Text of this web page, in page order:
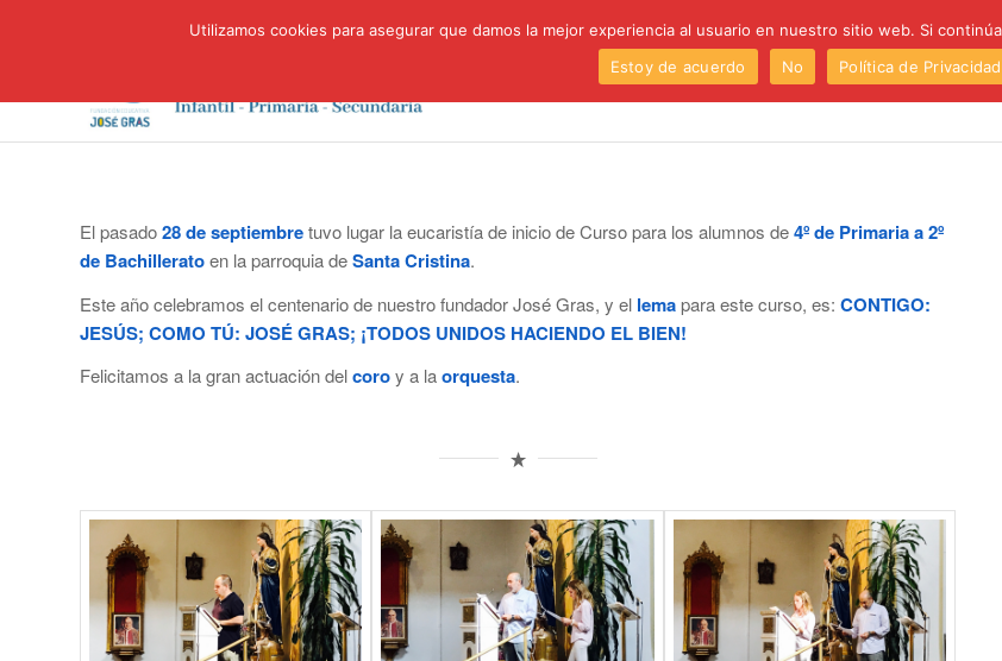
Institución Centro Etapas
El pasado28 de septiembretuvo lugar la eucaristía de inicio de Curso para los alumnos de4º de Primaria a 2º
de Bachilleratoen la parroquia deSanta Cristina.
Este año celebramos el centenario de nuestro fundador José Gras, y el lemapara este curso, es: CONTIGO:
JESÚS; COMO TÚ: JOSÉ GRAS; ¡TODOS UNIDOS HACIENDO EL BIEN!
Felicitamos a la gran actuación delcoroy a laorquesta.
Utilizamos cookies para asegurar que damos la mejor experiencia al usuario en nuestro sitio web. Si
Estoy de acuerdo
No Política de Privacidad